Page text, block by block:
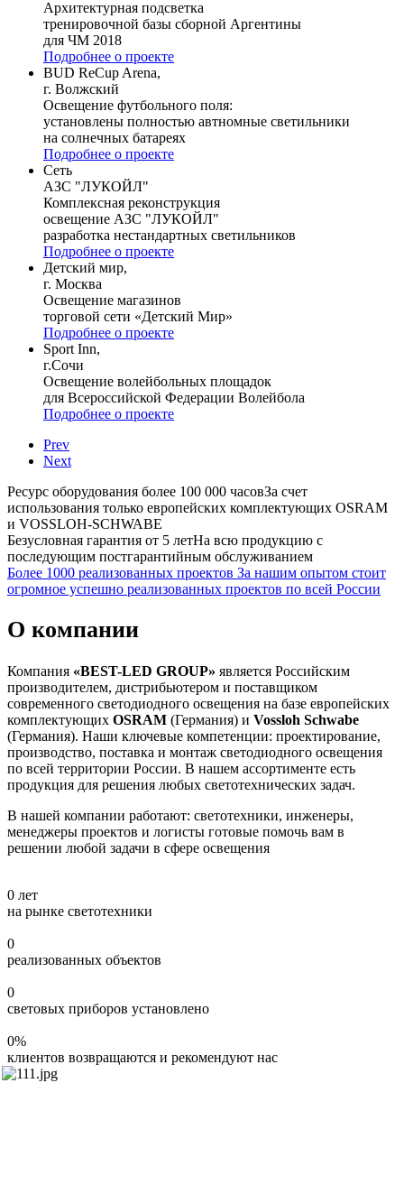
Архитектурная подсветка
тренировочной базы сборной Аргентины
для ЧМ 2018
Подробнее о проекте
BUD ReCup Arena,
г. Волжский
Освещение футбольного поля:
установлены полностью автномные светильники
на солнечных батареях
Подробнее о проекте
Сеть
АЗС "ЛУКОЙЛ"
Комплексная реконструкция
освещение АЗС "ЛУКОЙЛ"
разработка нестандартных светильников
Подробнее о проекте
Детский мир,
г. Москва
Освещение магазинов
торговой сети «Детский Мир»
Подробнее о проекте
Sport Inn,
г.Сочи
Освещение волейбольных площадок
для Всероссийской Федерации Волейбола
Подробнее о проекте
Prev
Next
Ресурс оборудования более 100 000 часовЗа счет
использования только европейских комплектующих OSRAM
и VOSSLOH-SCHWABE
Безусловная гарантия от 5 летНа всю продукцию с
последующим постгарантийным обслуживанием
Более 1000 реализованных проектов За нашим опытом стоит
огромное успешно реализованных проектов по всей России
О компании
Компания «BEST-LED GROUP» является Российским
производителем, дистрибьютером и поставщиком
современного светодиодного освещения на базе европейских
комплектующих OSRAM (Германия) и Vossloh Schwabe
(Германия). Наши ключевые компетенции: проектирование,
производство, поставка и монтаж светодиодного освещения
по всей территории России. В нашем ассортименте есть
продукция для решения любых светотехнических задач.
В нашей компании работают: светотехники, инженеры,
менеджеры проектов и логисты готовые помочь вам в
решении любой задачи в сфере освещения
0 лет
на рынке светотехники
0
реализованных объектов
0
световых приборов установлено
0%
клиентов возвращаются и рекомендуют нас